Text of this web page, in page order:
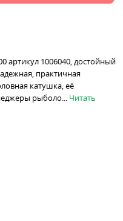
артикул 1006040, достойный
практичная
катушка, её
рыболо... Читать